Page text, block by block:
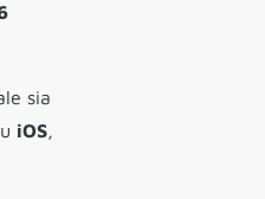
sia
iOS,